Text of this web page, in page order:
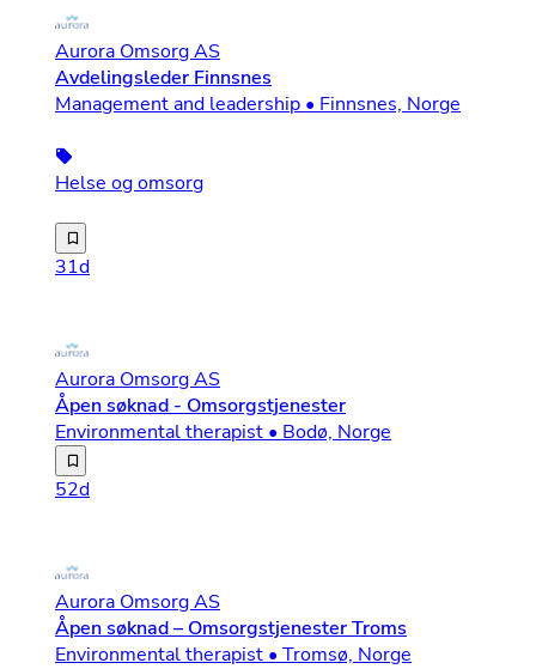
Aurora Omsorg AS
Avdelingsleder Finnsnes
Management and leadership • Finnsnes, Norge
Helse og omsorg
Om jobben Aurora Omsorg er i vekst og søker en
31d
Aurora Omsorg AS
Åpen søknad - Omsorgstjenester
Environmental therapist • Bodø, Norge
Aurora Omsorg er ett nordnorsk omsorgsselskap. Vi
52d
Aurora Omsorg AS
Åpen søknad – Omsorgstjenester Troms
Environmental therapist • Tromsø, Norge